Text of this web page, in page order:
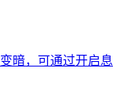
暗，可通过开启息